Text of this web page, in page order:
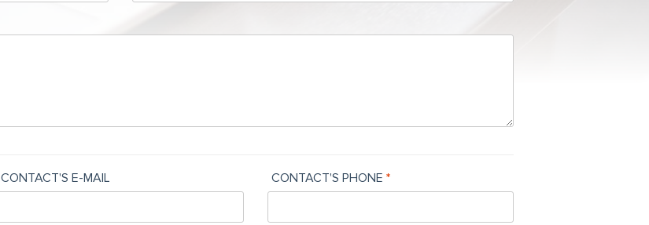
CONTACT'S E-MAIL CONTACT'S PHONE